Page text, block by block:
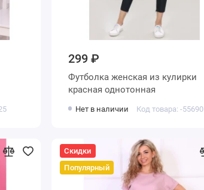
299 ₽
Футболка женская из кулирки
красная однотонная
Нет в наличии Код товара: -55690
Скидки
Популярный